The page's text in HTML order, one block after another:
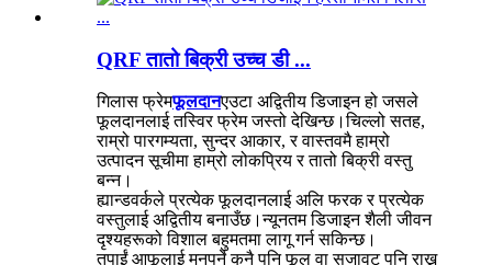
QRF तातो बिक्री उच्च डी ...
गिलास फ्रेमफूलदानएउटा अद्वितीय डिजाइन हो जसले
फूलदानलाई तस्विर फ्रेम जस्तो देखिन्छ।चिल्लो सतह,
राम्रो पारगम्यता, सुन्दर आकार, र वास्तवमै हाम्रो
उत्पादन सूचीमा हाम्रो लोकप्रिय र तातो बिक्री वस्तु
बन्न।
ह्यान्डवर्कले प्रत्येक फूलदानलाई अलि फरक र प्रत्येक
वस्तुलाई अद्वितीय बनाउँछ।न्यूनतम डिजाइन शैली जीवन
दृश्यहरूको विशाल बहुमतमा लागू गर्न सकिन्छ।
तपाईं आफूलाई मनपर्ने कुनै पनि फूल वा सजावट पनि राख्न